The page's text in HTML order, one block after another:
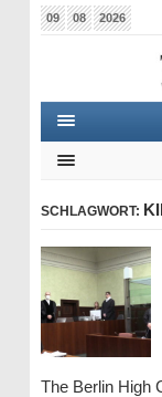
09 08 2026
SCHLAGWORT:
The Berlin High